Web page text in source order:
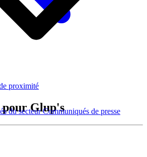
du secteurCommuniqués de presse
proximité
Glup's